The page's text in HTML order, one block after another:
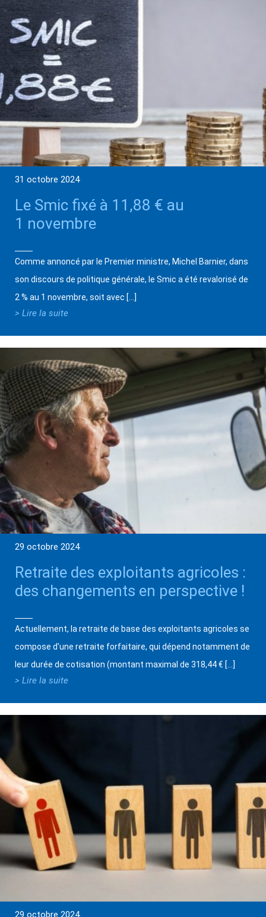
31 octobre 2024
Le Smic fixé à 11,88 € au
1 novembre
Comme annoncé par le Premier ministre, Michel Barnier, dans
son discours de politique générale, le Smic a été revalorisé de
2 % au 1 novembre, soit avec […]
> Lire la suite
29 octobre 2024
Retraite des exploitants agricoles :
des changements en perspective !
Actuellement, la retraite de base des exploitants agricoles se
compose d’une retraite forfaitaire, qui dépend notamment de
leur durée de cotisation (montant maximal de 318,44 € […]
> Lire la suite
29 octobre 2024